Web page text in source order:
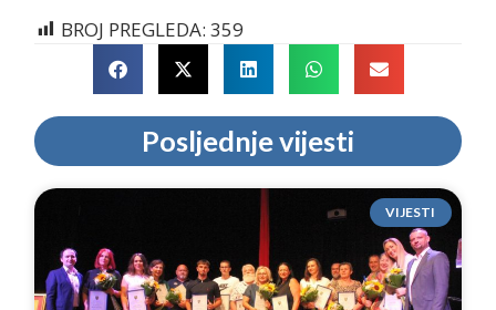
BROJ PREGLEDA: 359
Posljednje vijesti
VIJESTI